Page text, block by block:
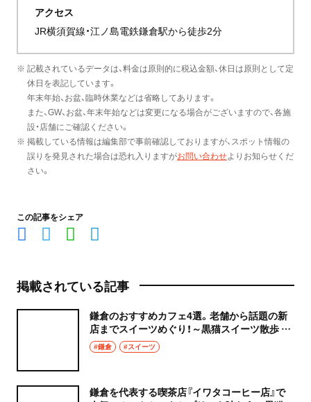
アクセス
JR横須賀線・江ノ島電鉄鎌倉駅から徒歩2分
※ 記載されているデータは、料金は原則的に税込金額、休日は原則として定
休日を表記しています。
年末年始、お盆、臨時休業などは省略してあります。
また、GW、お盆、年末年始などは変更になる場合がございますので、各施
設・店舗にご確認ください。
※ 掲載している情報は編集部で事前確認しておりますが、スポット情報の
誤りを発見された場合は恐れ入りますがお問い合わせよりお知らせくだ
さい。
この記事をシェア
掲載されている記事
鎌倉のおすすめカフェ4選。老舗から話題の新
店までスイーツめぐり！～黒猫スイーツ散歩 鎌
倉編まとめ①～
#鎌倉 #スイーツ
鎌倉を代表する喫茶店『イワタコーヒー店』で